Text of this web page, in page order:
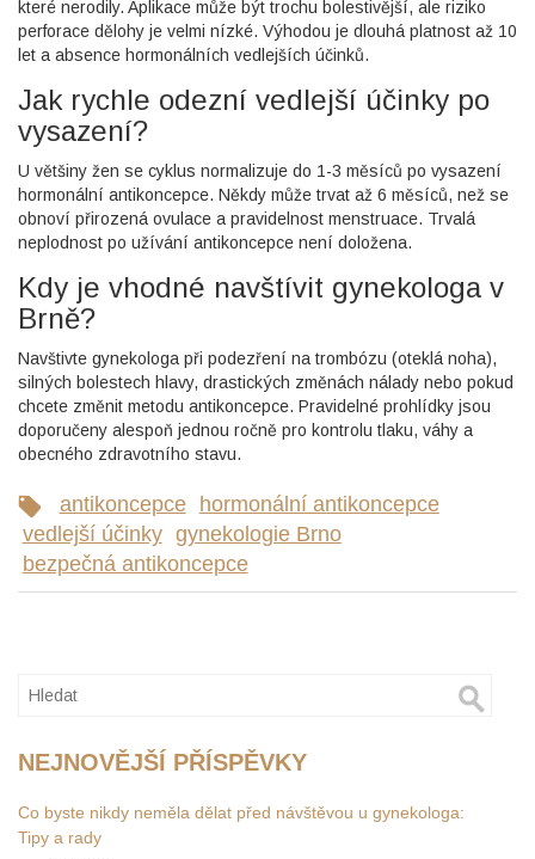
které nerodily. Aplikace může být trochu bolestivější, ale riziko
perforace dělohy je velmi nízké. Výhodou je dlouhá platnost až 10
let a absence hormonálních vedlejších účinků.
Jak rychle odezní vedlejší účinky po
vysazení?
U většiny žen se cyklus normalizuje do 1-3 měsíců po vysazení
hormonální antikoncepce. Někdy může trvat až 6 měsíců, než se
obnoví přirozená ovulace a pravidelnost menstruace. Trvalá
neplodnost po užívání antikoncepce není doložena.
Kdy je vhodné navštívit gynekologa v
Brně?
Navštivte gynekologa při podezření na trombózu (oteklá noha),
silných bolestech hlavy, drastických změnách nálady nebo pokud
chcete změnit metodu antikoncepce. Pravidelné prohlídky jsou
doporučeny alespoň jednou ročně pro kontrolu tlaku, váhy a
obecného zdravotního stavu.
antikoncepce
hormonální antikoncepce
vedlejší účinky gynekologie Brno
bezpečná antikoncepce
NEJNOVĚJŠÍ PŘÍSPĚVKY
Co byste nikdy neměla dělat před návštěvou u gynekologa:
Tipy a rady